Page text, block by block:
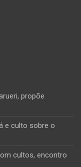
propõe
e culto sobre o
cultos, encontro